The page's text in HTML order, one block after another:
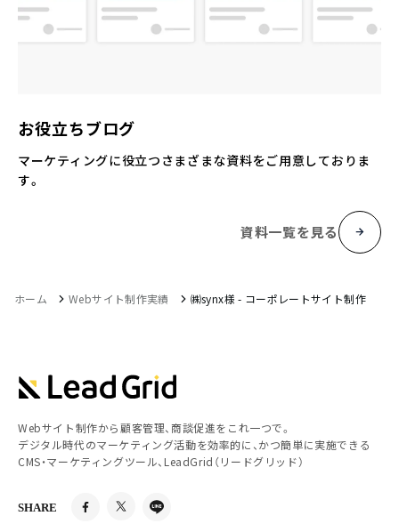
お役立ちブログ
マーケティングに役立つさまざまな資料をご用意しておりま
す。
資料一覧を見る
ホーム Webサイト制作実績 ㈱synx様 - コーポレートサイト制作
Webサイト制作から顧客管理、商談促進をこれ一つで。
デジタル時代のマーケティング活動を効率的に、かつ簡単に実施できる
CMS・マーケティングツール、LeadGrid（リードグリッド）
SHARE